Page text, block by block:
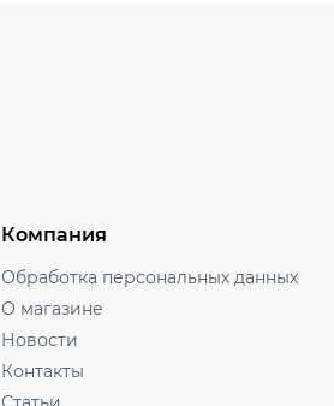
Компания
Обработка персональных данных
О магазине
Новости
Контакты